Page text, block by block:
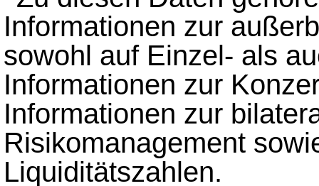
Informationen zur
sowohl auf Einzel- als
Informationen zur
Informationen zur
Risikomanagement
Liquiditätszahlen.